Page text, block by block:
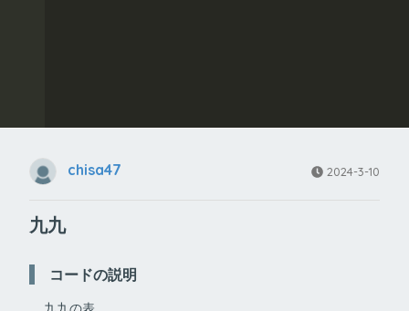
chisa47 2024-3-10
九九
コードの説明